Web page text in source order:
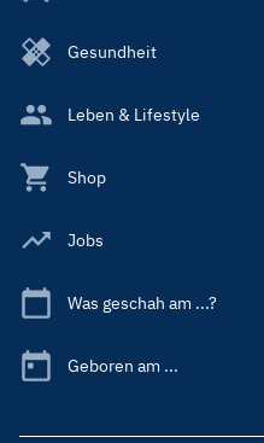
Gesundheit
Leben & Lifestyle
Shop
Jobs
Was geschah am ...?
Geboren am ...